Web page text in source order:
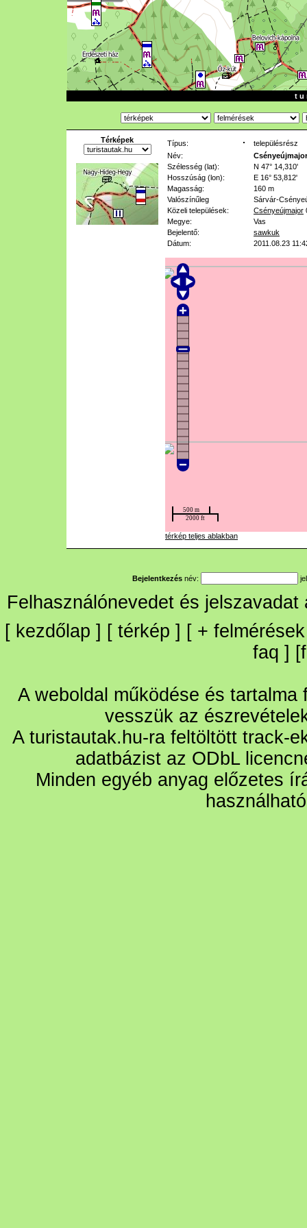
t u
Térképek Típus:
településrész
Név:
Csényeújmajor
Szélesség (lat):
N 47° 14,310'
Hosszúság (lon):
E 16° 53,812'
Magasság:
160 m
Valószínűleg
Sárvár-
Közeli települések:
Csényeújmajor
Megye:
Vas
Bejelentő:
sawkuk
Dátum:
2011.08.23
térkép teljes ablakban
Bejelentkezés név:
Felhasználónevedet és
[ kezdőlap ] [ térkép ] [ + felmérések
faq ] [
A weboldal működése és
vesszük az
A turistautak.hu-ra feltöltött track-
adatbázist az ODbL
Minden egyéb anyag előzetes